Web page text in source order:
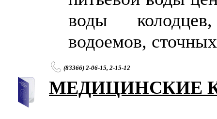
воды
водоемов,
(83366) 2-06-15, 2-15-12
МЕДИЦИНСКИЕ